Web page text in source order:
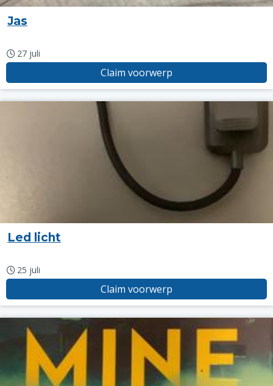
Jas
27 juli
Claim voorwerp
Led licht
25 juli
Claim voorwerp